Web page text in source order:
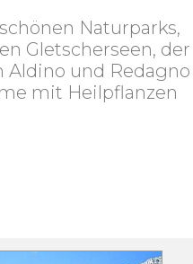
Naturparks,
Gletscherseen, der
Aldino und Redagno
mit Heilpflanzen